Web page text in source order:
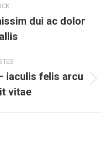
dui ac dolor
iaculis felis arcu
vitae